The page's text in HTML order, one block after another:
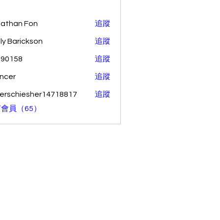
Fon 追蹤
Barickson 追蹤
追蹤
追蹤
追蹤
員（65）